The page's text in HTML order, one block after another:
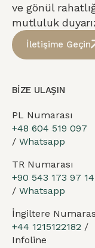
ve gönül
mutluluk
İletişime Geçin
BİZE ULAŞIN
PL Numarası
+48 604 519 097
/ Whatsapp
TR Numarası
+90 543 173 97 14
/ Whatsapp
İngiltere
+44 1215122182 /
Infoline